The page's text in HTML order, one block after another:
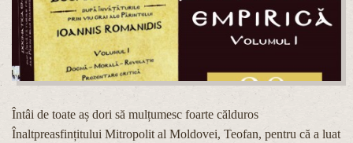
Întâi de toate aș dori să mulțumesc foarte călduros
Înaltpreasfințitului Mitropolit al Moldovei, Teofan, pentru că a luat